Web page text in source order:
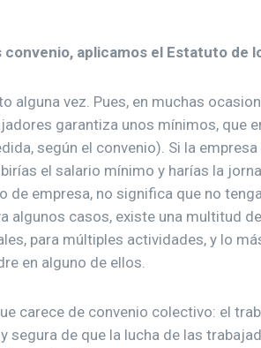
aplicamos el Estatuto de
alguna vez. Pues, en muchas
garantiza unos mínimos, que
según el convenio). Si la
el salario mínimo y harías la
de empresa, no significa que no
algunos casos, existe una multitud
para múltiples actividades, y lo
en alguno de ellos.
carece de convenio colectivo: el
segura de que la lucha de las